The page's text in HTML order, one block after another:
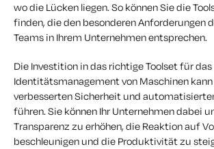
wo die Lücken liegen. So können Sie die
finden, die den besonderen Anforderungen
Teams in Ihrem Unternehmen entsprechen.
Die Investition in das richtige Toolset für das
Identitätsmanagement von Maschinen
verbesserten Sicherheit und
führen. Sie können Ihr Unternehmen dabei
Transparenz zu erhöhen, die Reaktion auf
beschleunigen und die Produktivität zu